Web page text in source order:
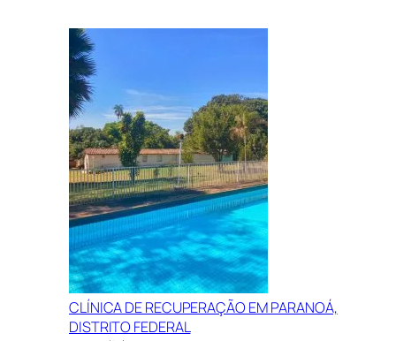
DE
SEBASTIÃO,
DISTRITO
FEDERAL
CLÍNICA DE RECUPERAÇÃO EM PARANOÁ,
DISTRITO FEDERAL